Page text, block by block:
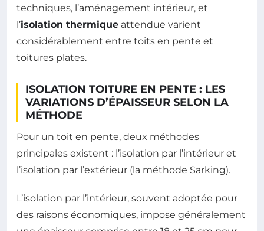
techniques, l’aménagement intérieur, et
l’isolation thermique attendue varient
considérablement entre toits en pente et
toitures plates.
ISOLATION TOITURE EN PENTE : LES
VARIATIONS D’ÉPAISSEUR SELON LA
MÉTHODE
Pour un toit en pente, deux méthodes
principales existent : l’isolation par l’intérieur et
l’isolation par l’extérieur (la méthode Sarking).
L’isolation par l’intérieur, souvent adoptée pour
des raisons économiques, impose généralement